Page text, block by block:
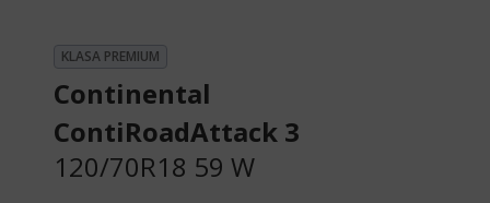
KLASA PREMIUM
Continental
ContiRoadAttack 3
120/70R18 59 W